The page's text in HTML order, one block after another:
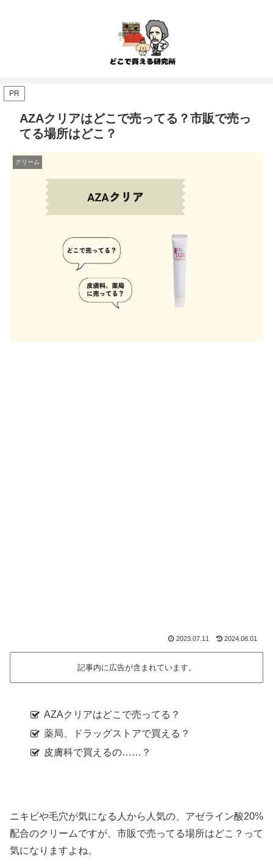
PR
AZAクリアはどこで売ってる？市販で売っ
てる場所はどこ？
クリーム
2023.07.11 2024.08.01
記事内に広告が含まれています。
AZAクリアはどこで売ってる？
薬局、ドラッグストアで買える？
皮膚科で買えるの……？
ニキビや毛穴が気になる人から人気の、アゼライン酸20%
配合のクリームですが、市販で売ってる場所はどこ？って
気になりますよね。